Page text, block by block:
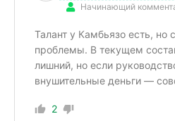
Начинающий
Талант у Камбьязо есть, но
проблемы. В текущем
лишний, но если
внушительные деньги —
2